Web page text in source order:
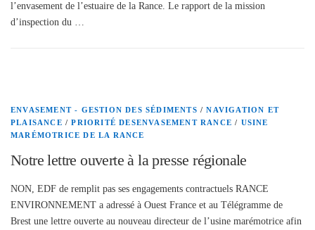
l’envasement de l’estuaire de la Rance. Le rapport de la mission
d’inspection du …
ENVASEMENT - GESTION DES SÉDIMENTS /NAVIGATION ET
PLAISANCE /PRIORITÉ DESENVASEMENT RANCE / USINE
MARÉMOTRICE DE LA RANCE
Notre lettre ouverte à la presse régionale
NON, EDF de remplit pas ses engagements contractuels RANCE
ENVIRONNEMENT a adressé à Ouest France et au Télégramme de
Brest une lettre ouverte au nouveau directeur de l’usine marémotrice afin